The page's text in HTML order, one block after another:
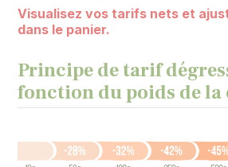
Visualisez vos tarifs nets et
dans le panier.
Principe de tarif
fonction du poids de la